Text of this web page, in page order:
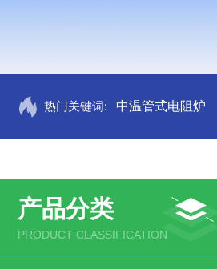
热门关键词: 中温管式电阻炉
产品分类
PRODUCT CLASSIFICATION